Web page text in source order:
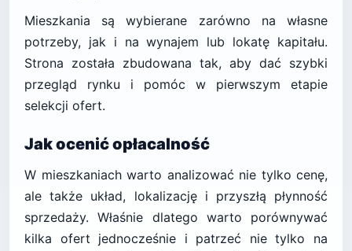
Mieszkania są wybierane zarówno na własne
potrzeby, jak i na wynajem lub lokatę kapitału.
Strona została zbudowana tak, aby dać szybki
przegląd rynku i pomóc w pierwszym etapie
selekcji ofert.
Jak ocenić opłacalność
W mieszkaniach warto analizować nie tylko cenę,
ale także układ, lokalizację i przyszłą płynność
sprzedaży. Właśnie dlatego warto porównywać
kilka ofert jednocześnie i patrzeć nie tylko na